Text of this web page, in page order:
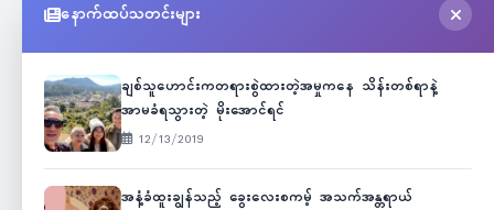
နောက်ထပ်သတင်းများ
ချစ်သူဟောင်းကတရားစွဲထားတဲ့အမှုကနေ သိန်းတစ်ရာနဲ့
အာမခံရသွားတဲ့ မိုးအောင်ရင်
12/13/2019
အနံ့ခံထူးချွန်သည့် ခွေးလေးစကမ့် အသက်အန္တရာယ်